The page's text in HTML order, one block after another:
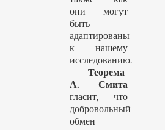
они могут
быть
адаптированы
к нашему
исследованию.
Теорема
А. Смита
гласит, что
добровольный
обмен